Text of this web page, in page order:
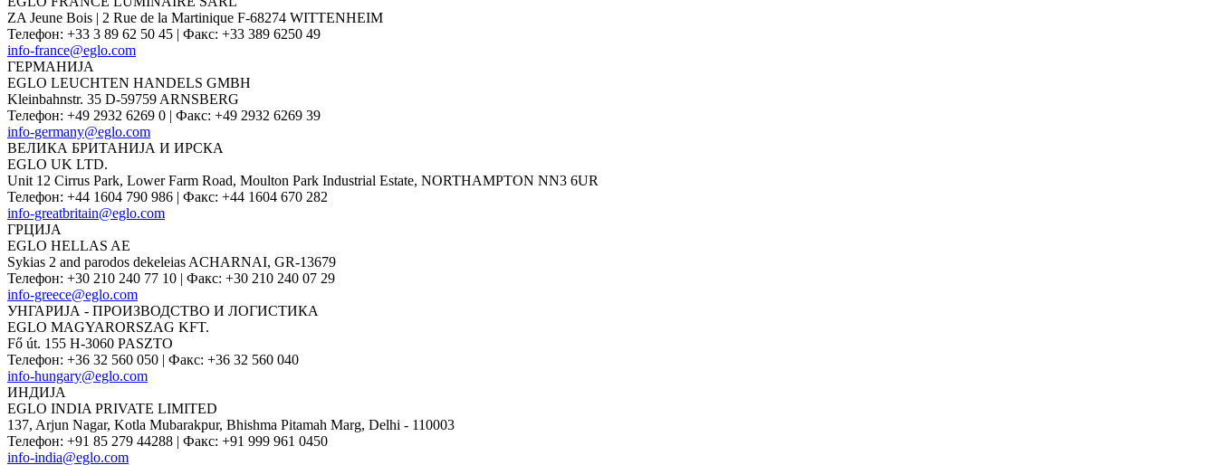
ZA Jeune Bois | 2 Rue de la Martinique F-68274 WITTENHEIM
Телефон: +33 3 89 62 50 45 | Факс: +33 389 6250 49
info-france@eglo.com
ГЕРМАНИЈА
EGLO LEUCHTEN HANDELS GMBH
Kleinbahnstr. 35 D-59759 ARNSBERG
Телефон: +49 2932 6269 0 | Факс: +49 2932 6269 39
info-germany@eglo.com
ВЕЛИКА БРИТАНИЈА И ИРСКА
EGLO UK LTD.
Unit 12 Cirrus Park, Lower Farm Road, Moulton Park Industrial Estate, NORTHAMPTON NN3 6UR
Телефон: +44 1604 790 986 | Факс: +44 1604 670 282
info-greatbritain@eglo.com
ГРЦИЈА
EGLO HELLAS AE
Sykias 2 and parodos dekeleias ACHARNAI, GR-13679
Телефон: +30 210 240 77 10 | Факс: +30 210 240 07 29
info-greece@eglo.com
УНГАРИЈА - ПРОИЗВОДСТВО И ЛОГИСТИКА
EGLO MAGYARORSZAG KFT.
Fő út. 155 H-3060 PASZTO
Телефон: +36 32 560 050 | Факс: +36 32 560 040
info-hungary@eglo.com
ИНДИЈА
EGLO INDIA PRIVATE LIMITED
137, Arjun Nagar, Kotla Mubarakpur, Bhishma Pitamah Marg, Delhi - 110003
Телефон: +91 85 279 44288 | Факс: +91 999 961 0450
info-india@eglo.com